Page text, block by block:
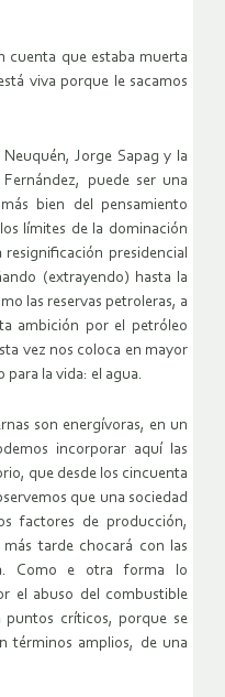
cuenta que estaba muerta
viva porque le sacamos
Jorge Sapag y la
puede ser una
bien del pensamiento
límites de la dominación
presidencial
(extrayendo) hasta la
las reservas petroleras, a
ambición por el petróleo
vez nos coloca en mayor
para la vida: el agua.
son energívoras, en un
incorporar aquí las
que desde los cincuenta
que una sociedad
factores de producción,
tarde chocará con las
Como e otra forma lo
el abuso del combustible
críticos, porque se
términos amplios, de una